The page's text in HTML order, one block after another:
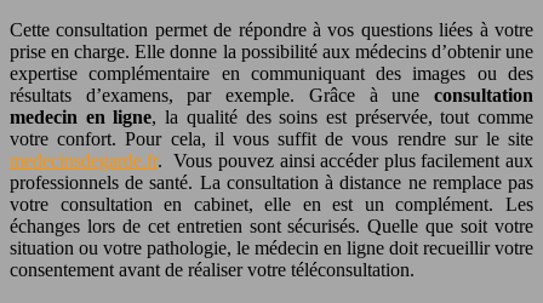
Cette consultation permet de répondre à vos questions liées à votre
prise en charge. Elle donne la possibilité aux médecins d’obtenir une
expertise complémentaire en communiquant des images ou des
résultats d’examens, par exemple. Grâce à une consultation
medecin en ligne, la qualité des soins est préservée, tout comme
votre confort. Pour cela, il vous suffit de vous rendre sur le site
medecinsdegarde.fr. Vous pouvez ainsi accéder plus facilement aux
professionnels de santé. La consultation à distance ne remplace pas
votre consultation en cabinet, elle en est un complément. Les
échanges lors de cet entretien sont sécurisés. Quelle que soit votre
situation ou votre pathologie, le médecin en ligne doit recueillir votre
consentement avant de réaliser votre téléconsultation.